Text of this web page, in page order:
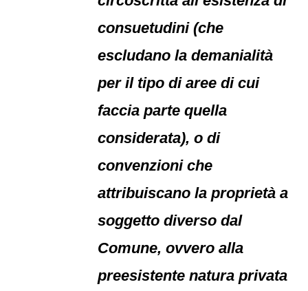
consuetudini (che
escludano la demanialità
per il tipo di aree di cui
faccia parte quella
considerata), o di
convenzioni che
attribuiscano la proprietà a
soggetto diverso dal
Comune, ovvero alla
preesistente natura privata